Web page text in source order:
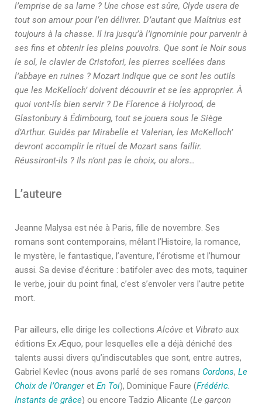
l’emprise de sa lame ? Une chose est sûre, Clyde usera de
tout son amour pour l’en délivrer. D’autant que Maltrius est
toujours à la chasse. Il ira jusqu’à l’ignominie pour parvenir à
ses fins et obtenir les pleins pouvoirs. Que sont le Noir sous
le sol, le clavier de Cristofori, les pierres scellées dans
l’abbaye en ruines ? Mozart indique que ce sont les outils
que les McKelloch’ doivent découvrir et se les approprier. À
quoi vont-ils bien servir ? De Florence à Holyrood, de
Glastonbury à Édimbourg, tout se jouera sous le Siège
d’Arthur. Guidés par Mirabelle et Valerian, les McKelloch’
devront accomplir le rituel de Mozart sans faillir.
Réussiront-ils ? Ils n’ont pas le choix, ou alors…
L’auteure
Jeanne Malysa est née à Paris, fille de novembre. Ses
romans sont contemporains, mêlant l’Histoire, la romance,
le mystère, le fantastique, l’aventure, l’érotisme et l’humour
aussi. Sa devise d’écriture : batifoler avec des mots, taquiner
le verbe, jouir du point final, c’est s’envoler vers l’autre petite
mort.
Par ailleurs, elle dirige les collectionsAlcôve et Vibrato aux
éditions Ex Æquo, pour lesquelles elle a déjà déniché des
talents aussi divers qu’indiscutables que sont, entre autres,
Gabriel Kevlec (nous avons parlé de ses romans Cordons, Le
Choix de l’Orangeret En Toi), Dominique Faure (Frédéric.
Instants de grâce) ou encore Tadzio Alicante (Le garçon